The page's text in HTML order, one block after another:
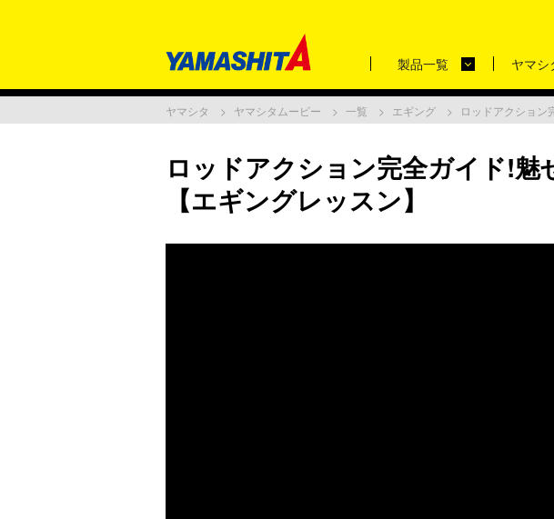
製品一覧 ヤマシ
ヤマシタ ヤマシタムービー 一覧 エギング ロッドアクション
ロッドアクション完全ガイド!
【エギングレッスン】